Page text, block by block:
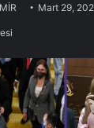
Mart 29,